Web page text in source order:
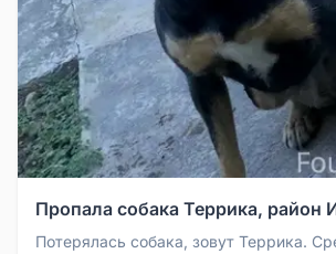
Пропала собака Террика, район
Потерялась собака, зовут Террика.